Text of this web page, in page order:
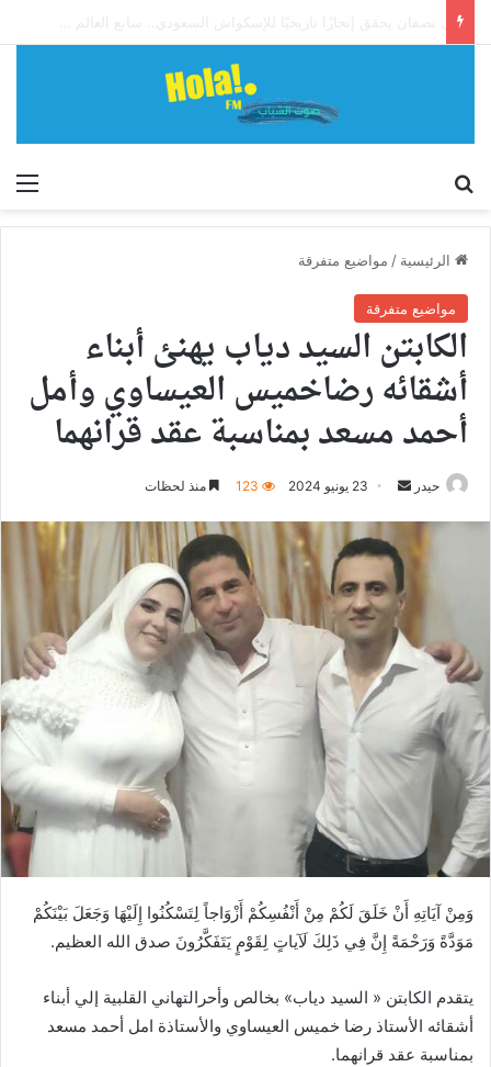
الرئيسية / مواضيع متفرقة
مواضيع متفرقة
الكابتن السيد دياب يهنئ أبناء
أشقائه رضاخميس العيساوي وأمل
أحمد مسعد بمناسبة عقد قرانهما
حيدر
أرسل
إلكترونيا
23 يونيو 2024 123 منذ لحظات
وَمِنْ آيَاتِهِ أَنْ خَلَقَ لَكُمْ مِنْ أَنْفُسِكُمْ أَزْوَاجاً لِتَسْكُنُوا إِلَيْهَا وَجَعَلَ بَيْنَكُمْ
مَوَدَّةً وَرَحْمَةً إِنَّ فِي ذَلِكَ لَآياتٍ لِقَوْمٍ يَتَفَكَّرُونَ صدق الله العظيم.
يتقدم الكابتن « السيد دياب» بخالص وأحرالتهاني القلبية إلي أبناء
أشقائه الأستاذ رضا خميس العيساوي والأستاذة امل أحمد مسعد
بمناسبة عقد قرانهما.